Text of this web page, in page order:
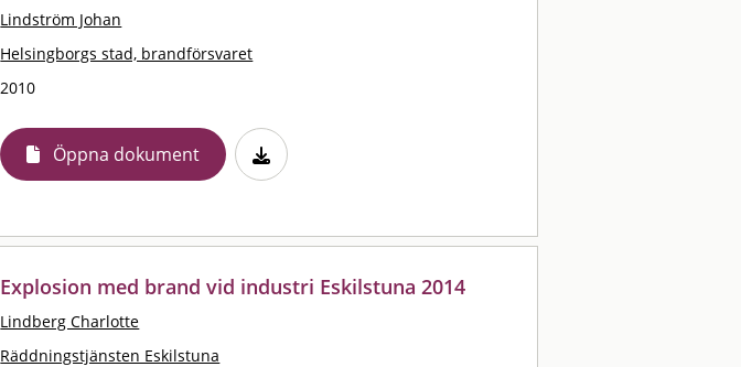
Lindström Johan
Helsingborgs stad, brandförsvaret
2010
Öppna dokument
Explosion med brand vid industri Eskilstuna 2014
Lindberg Charlotte
Räddningstjänsten Eskilstuna